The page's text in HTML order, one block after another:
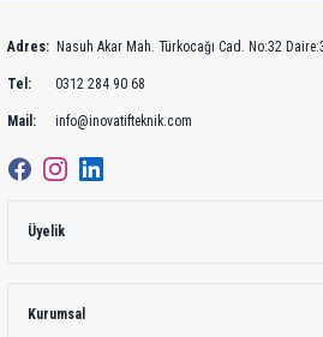
Adres: Nasuh Akar Mah. Türkocağı Cad. No:32
Tel: 0312 284 90 68
Mail: info@inovatifteknik.com
Üyelik
Kurumsal